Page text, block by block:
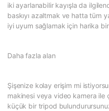
iki ayarlanabilir kayışla da
baskıyı azaltmak ve hatta tüm
iyi uyum sağlamak için harika
Daha fazla alan
Şişenize kolay erişim mi
makinesi veya video kamera ile
küçük bir tripod